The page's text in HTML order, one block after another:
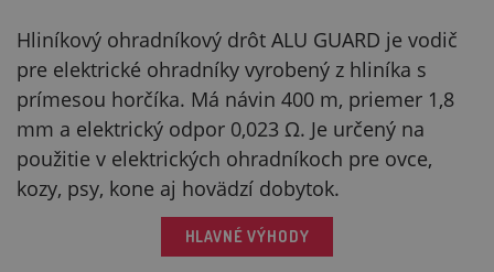
Hliníkový ohradníkový drôt ALU GUARD je vodič
pre elektrické ohradníky vyrobený z hliníka s
prímesou horčíka. Má návin 400 m, priemer 1,8
mm a elektrický odpor 0,023 Ω. Je určený na
použitie v elektrických ohradníkoch pre ovce,
kozy, psy, kone aj hovädzí dobytok.
HLAVNÉ VÝHODY